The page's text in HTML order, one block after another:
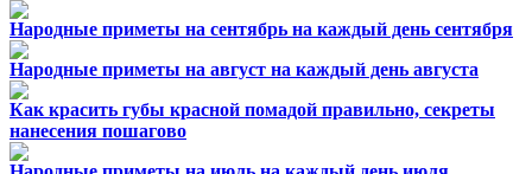
Народные приметы на сентябрь на каждый день сентября
Народные приметы на август на каждый день августа
Как красить губы красной помадой правильно, секреты
нанесения пошагово